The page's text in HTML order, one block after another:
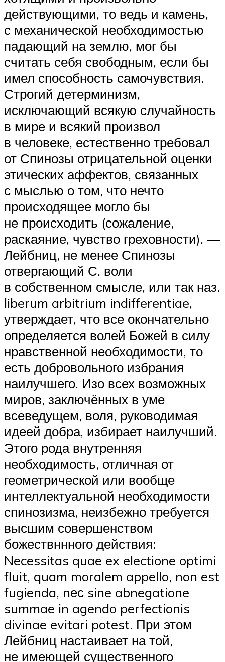
действующими, то ведь и камень,
с механической необходимостью
падающий на землю, мог бы
считать себя свободным, если бы
имел способность самочувствия.
Строгий детерминизм,
исключающий всякую случайность
в мире и всякий произвол
в человеке, естественно требовал
от Спинозы отрицательной оценки
этических аффектов, связанных
с мыслью о том, что нечто
происходящее могло бы
не происходить (сожаление,
раскаяние, чувство греховности). —
Лейбниц, не менее Спинозы
отвергающий С. воли
в собственном смысле, или так наз.
liberum arbitrium indifferentiae,
утверждает, что все окончательно
определяется волей Божей в силу
нравственной необходимости, то
есть добровольного избрания
наилучшего. Изо всех возможных
миров, заключённых в уме
всеведущем, воля, руководимая
идеей добра, избирает наилучший.
Этого рода внутренняя
необходимость, отличная от
геометрической или вообще
интеллектуальной необходимости
спинозизма, неизбежно требуется
высшим совершенством
божествннного действия:
Necessitas quae ex electione optimi
fluit, quam moralem appello, non est
fugienda, nес sine abnegatione
summae in agendo perfectionis
divinae evitari potest. При этом
Лейбниц настаивает на той,
не имеющей существенного